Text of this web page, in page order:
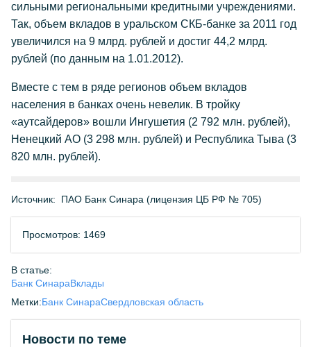
сильными региональными кредитными учреждениями.
Так, объем вкладов в уральском СКБ-банке за 2011 год
увеличился на 9 млрд. рублей и достиг 44,2 млрд.
рублей (по данным на 1.01.2012).
Вместе с тем в ряде регионов объем вкладов
населения в банках очень невелик. В тройку
«аутсайдеров» вошли Ингушетия (2 792 млн. рублей),
Ненецкий АО (3 298 млн. рублей) и Республика Тыва (3
820 млн. рублей).
Источник: ПАО Банк Синара (лицензия ЦБ РФ № 705)
Просмотров: 1469
В статье:
Банк СинараВклады
Метки:Банк СинараСвердловская область
Новости по теме